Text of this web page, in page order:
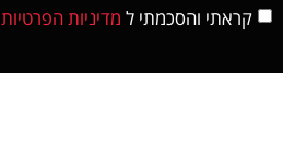
קראתי והסכמתי ל מדיניות הפרטיות